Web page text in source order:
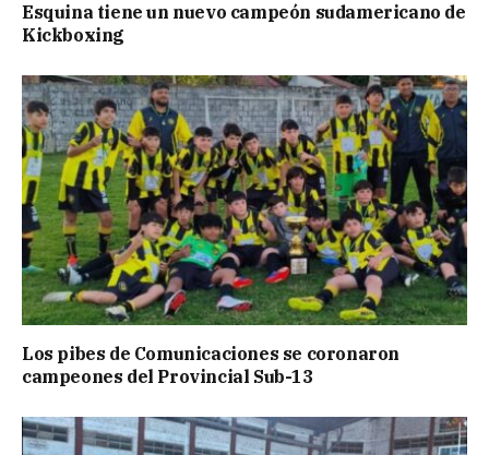
Esquina tiene un nuevo campeón sudamericano de
Kickboxing
Los pibes de Comunicaciones se coronaron
campeones del Provincial Sub-13